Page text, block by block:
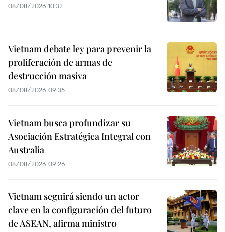
08/08/2026 10:32
Vietnam debate ley para prevenir la
proliferación de armas de
destrucción masiva
08/08/2026 09:35
Vietnam busca profundizar su
Asociación Estratégica Integral con
Australia
08/08/2026 09:26
Vietnam seguirá siendo un actor
clave en la configuración del futuro
de ASEAN, afirma ministro